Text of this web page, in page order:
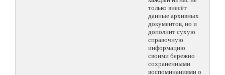
только внесёт
данные архивных
документов, но и
дополнит сухую
справочную
информацию
своими бережно
сохраненными
воспоминаниями о